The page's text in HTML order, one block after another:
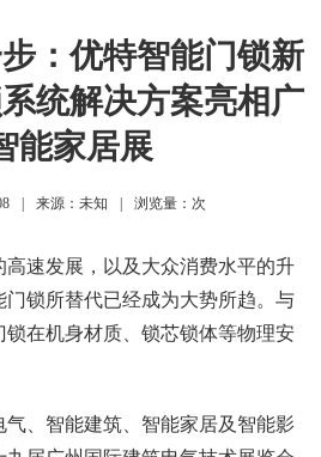
锁信通
：优特智能门锁新
统解决方案亮相广
能家居展
来源：未知 浏览量： 次
高速发展，以及大众消费水平的升
锁所替代已经成为大势所趋。与
在机身材质、锁芯锁体等物理安
气、智能建筑、智能家居及智能影